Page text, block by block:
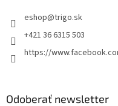
eshop@trigo.sk
+421 36 6315 503
https://
Odoberať newsletter